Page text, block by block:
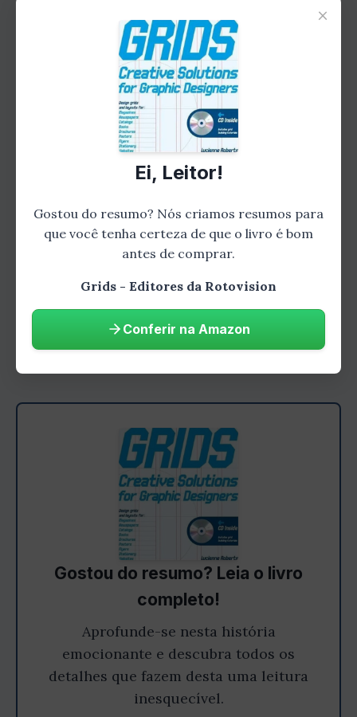
unidade básica de medida. Os módulos
podem ser usados para criar uma
variedade de layouts diferentes.
Grids hierárquicos:Esses grids são
baseados em uma hierarquia de
elementos, com os elementos mais
importantes sendo colocados no topo da
Grids fluidos:Esses grids são baseados
em porcentagens, o que permite que eles
se adaptem a diferentes tamanhos de tela.
Capítulo 3: Como Usar Grids
Existem muitas maneiras diferentes de usar
grids. Algumas dicas para usar grids incluem:
Gostou do resumo? Leia o livro
completo!
Aprofunde-se nesta história
emocionante e descubra todos os
detalhes que fazem desta uma leitura
inesquecível.
×
Ei, Leitor!
Gostou do resumo? Nós criamos resumos para
que você tenha certeza de que o livro é bom
antes de comprar.
Grids - Editores da Rotovision
Conferir na Amazon